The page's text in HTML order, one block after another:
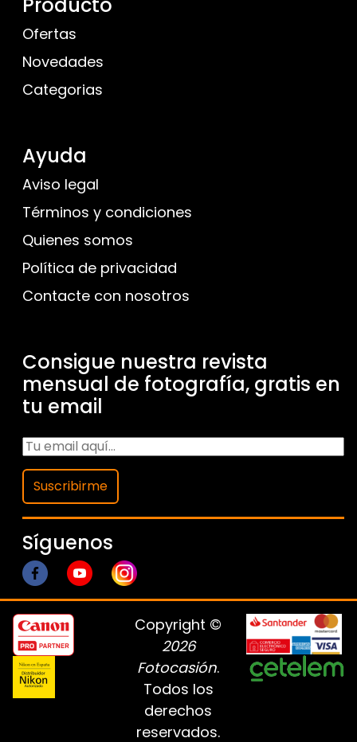
Ofertas
Novedades
Categorias
Ayuda
Aviso legal
Términos y condiciones
Quienes somos
Política de privacidad
Contacte con nosotros
Consigue nuestra revista
mensual de fotografía, gratis en
tu email
Suscribirme
Síguenos
Copyright ©
2026
Fotocasión.
Todos los
derechos
reservados.